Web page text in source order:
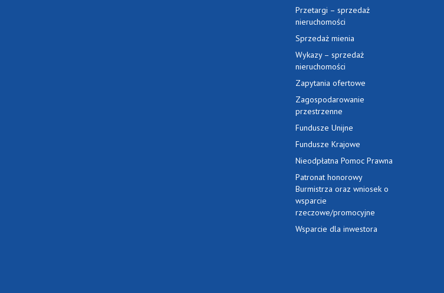
Przetargi – sprzedaż
nieruchomości
Sprzedaż mienia
Wykazy – sprzedaż
nieruchomości
Zapytania ofertowe
Zagospodarowanie
przestrzenne
Fundusze Unijne
Fundusze Krajowe
Nieodpłatna Pomoc Prawna
Patronat honorowy
Burmistrza oraz wniosek o
wsparcie
rzeczowe/promocyjne
Wsparcie dla inwestora